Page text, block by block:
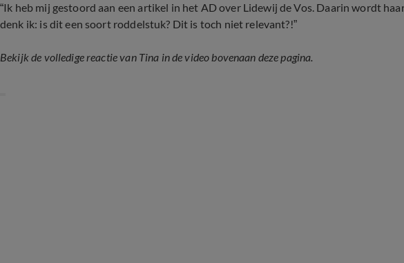
“Ik heb mij gestoord aan een artikel in het AD over Lidewij de Vos. Daarin wordt
denk ik: is dit een soort roddelstuk? Dit is toch niet relevant?!”
Bekijk de volledige reactie van Tina in de video bovenaan deze pagina.